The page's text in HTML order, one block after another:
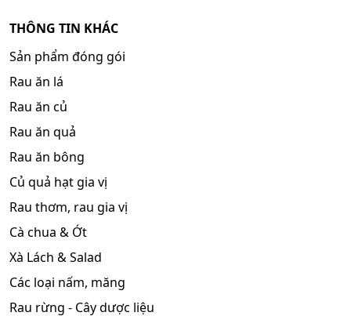
THÔNG TIN KHÁC
Sản phẩm đóng gói
Rau ăn lá
Rau ăn củ
Rau ăn quả
Rau ăn bông
Củ quả hạt gia vị
Rau thơm, rau gia vị
Cà chua & Ớt
Xà Lách & Salad
Các loại nấm, măng
Rau rừng - Cây dược liệu